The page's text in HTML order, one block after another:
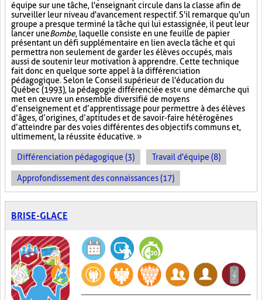
équipe sur une tâche, l'enseignant circule dans la classe afin de
surveiller leur niveau d'avancement respectif. S'il remarque qu'un
groupe a presque terminé la tâche qui lui est assignée, il peut leur
lancer uneBombe, laquelle consiste en une feuille de papier
présentant un défi supplémentaire en lien avec la tâche et qui
permettra non seulement de garder les élèves occupés, mais
aussi de soutenir leur motivation à apprendre. Cette technique
fait donc en quelque sorte appel à la différenciation
pédagogique. Selon le Conseil supérieur de l'éducation du
Québec (1993), la pédagogie différenciée est « une démarche qui
met en œuvre un ensemble diversifié de moyens
d’enseignement et d’apprentissage pour permettre à des élèves
d’âges, d’origines, d’aptitudes et de savoir-faire hétérogènes
d’atteindre par des voies différentes des objectifs communs et,
ultimement, la réussite éducative. »
Différenciation pédagogique (3) Travail d'équipe (8)
Approfondissement des connaissances (17)
BRISE-GLACE